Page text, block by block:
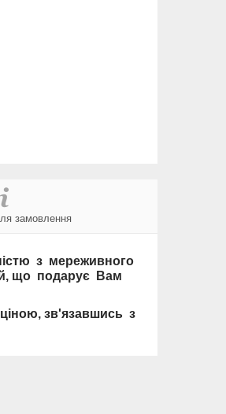
замовлення
з мереживного
що подарує Вам
зв'язавшись з